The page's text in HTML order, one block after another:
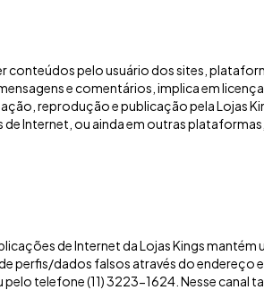
conteúdos pelo usuário dos sites,
e comentários, implica em
reprodução e publicação pela Lojas
Internet, ou ainda em outras
de Internet da Lojas Kings mantém
perfis/dados falsos através do endereço
pelo telefone (11) 3223-1624. Nesse canal